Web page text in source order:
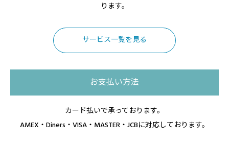
ります。
サービス一覧を見る
お支払い方法
カード払いで承っております。
AMEX・Diners・VISA・MASTER・JCBに対応しております。